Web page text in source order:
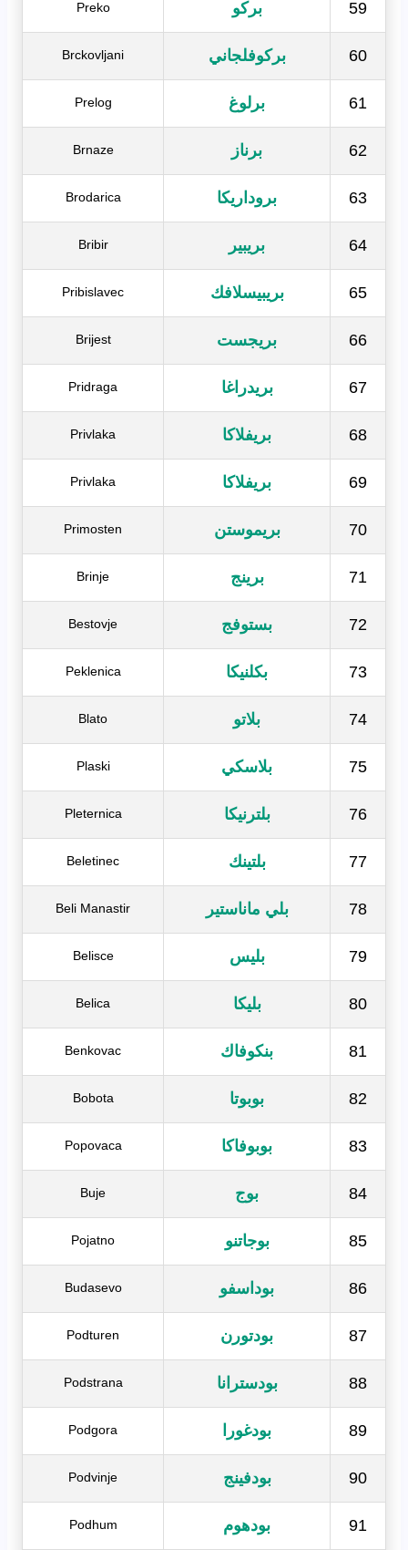
59 بركو Preko
60 بركوفلجاني Brckovljani
61 برلوغ Prelog
62 برناز Brnaze
63 بروداريكا Brodarica
64 بريبير Bribir
65 بريبيسلافك Pribislavec
66 بريجست Brijest
67 بريدراغا Pridraga
68 بريفلاكا Privlaka
69 بريفلاكا Privlaka
70 بريموستن Primosten
71 برينج Brinje
72 بستوفج Bestovje
73 بكلنيكا Peklenica
74 بلاتو Blato
75 بلاسكي Plaski
76 بلترنيكا Pleternica
77 بلتينك Beletinec
78 بلي ماناستير Beli Manastir
79 بليس Belisce
80 بليكا Belica
81 بنكوفاك Benkovac
82 بوبوتا Bobota
83 بوبوفاكا Popovaca
84 بوج Buje
85 بوجاتنو Pojatno
86 بوداسفو Budasevo
87 بودتورن Podturen
88 بودسترانا Podstrana
89 بودغورا Podgora
90 بودفينج Podvinje
91 بودهوم Podhum